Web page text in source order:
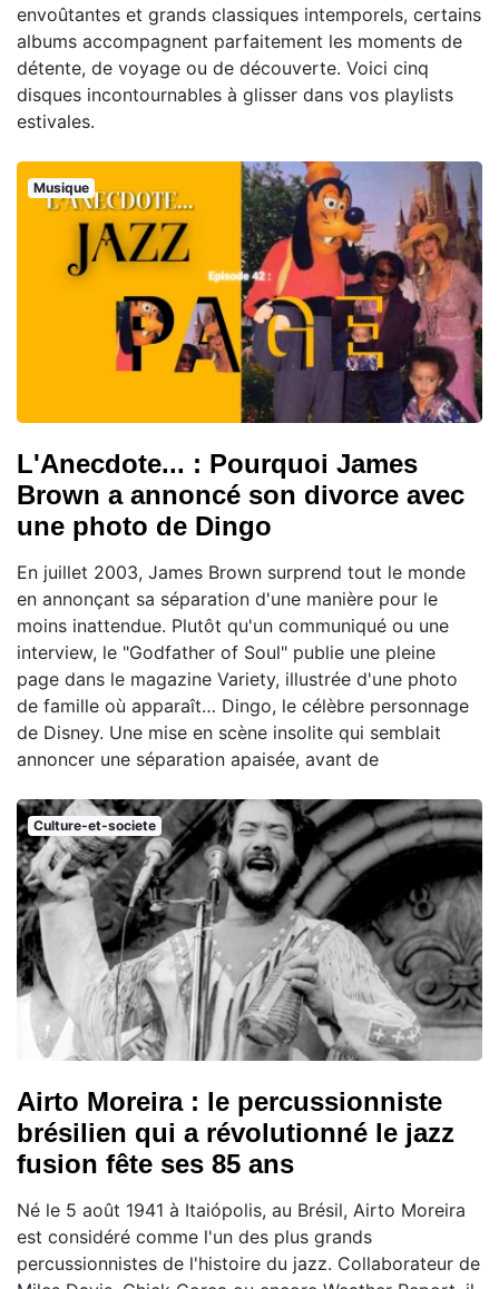
envoûtantes et grands classiques intemporels, certains
albums accompagnent parfaitement les moments de
détente, de voyage ou de découverte. Voici cinq
disques incontournables à glisser dans vos playlists
estivales.
Musique
L'Anecdote... : Pourquoi James
Brown a annoncé son divorce avec
une photo de Dingo
En juillet 2003, James Brown surprend tout le monde
en annonçant sa séparation d'une manière pour le
moins inattendue. Plutôt qu'un communiqué ou une
interview, le "Godfather of Soul" publie une pleine
page dans le magazine Variety, illustrée d'une photo
de famille où apparaît… Dingo, le célèbre personnage
de Disney. Une mise en scène insolite qui semblait
annoncer une séparation apaisée, avant de
Culture-et-societe
Airto Moreira : le percussionniste
brésilien qui a révolutionné le jazz
fusion fête ses 85 ans
Né le 5 août 1941 à Itaiópolis, au Brésil, Airto Moreira
est considéré comme l'un des plus grands
percussionnistes de l'histoire du jazz. Collaborateur de